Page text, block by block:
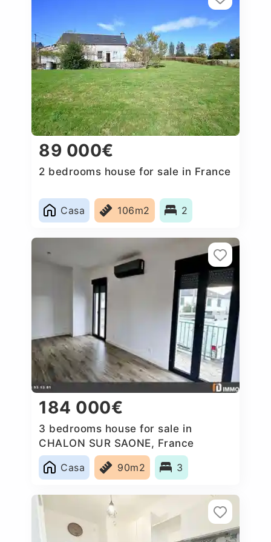
89 000€
2 bedrooms house for sale in France
Casa 106m2 2
184 000€
3 bedrooms house for sale in
CHALON SUR SAONE, France
Casa
90m2 3